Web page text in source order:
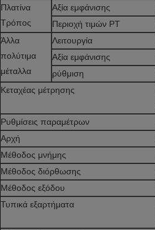
Πλατίνα
Τρόπος
Αξία εμφάνισης
Περιοχή τιμών PT
Άλλα
πολύτιμα
μέταλλα
Λειτουργία
Αξία εμφάνισης
ρύθμιση
Κεταχέας μέτρησης
Ρυθμίσεις παραμέτρων
Αρχή
Μέθοδος μνήμης
Μέθοδος διόρθωσης
Μέθοδος εξόδου
Τυπικά εξαρτήματα